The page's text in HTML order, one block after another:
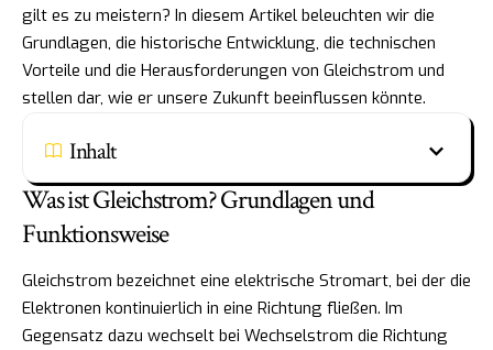
gilt es zu meistern? In diesem Artikel beleuchten wir die
Grundlagen, die historische Entwicklung, die technischen
Vorteile und die Herausforderungen von Gleichstrom und
stellen dar, wie er unsere Zukunft beeinflussen könnte.
Inhalt
Was ist Gleichstrom? Grundlagen und
Funktionsweise
Gleichstrom bezeichnet eine elektrische Stromart, bei der die
Elektronen kontinuierlich in eine Richtung fließen. Im
Gegensatz dazu wechselt bei Wechselstrom die Richtung